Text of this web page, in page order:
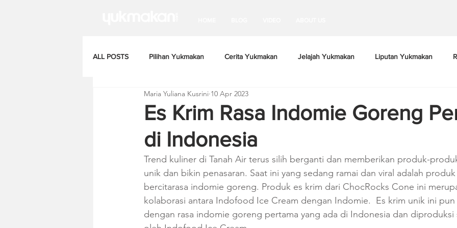
ALL POSTS Pilihan Yukmakan Cerita Yukmakan Jelajah Yukmakan Liputan Yukmakan
Es Krim Rasa Indomie Goreng
di Indonesia
Maria Yuliana Kusrini 10 Apr 2023
Trend kuliner di Tanah Air terus silih berganti dan memberikan produk-
unik dan bikin penasaran. Saat ini yang sedang ramai dan viral adalah
bercitarasa indomie goreng. Produk es krim dari ChocRocks Cone ini
kolaborasi antara Indofood Ice Cream dengan Indomie.  Es krim unik ini pun
dengan rasa indomie goreng pertama yang ada di Indonesia dan diproduksi